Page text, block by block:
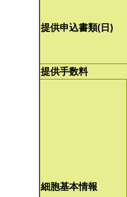
提供申込書類(日)
提供手数料
細胞基本情報